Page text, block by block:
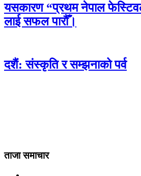
यसकारण “प्रथम नेपाल
लाई सफल पारौँ।
दशैं: संस्कृति र सम्झनाको पर्व
ताजा समाचार